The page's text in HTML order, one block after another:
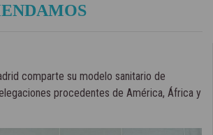
comparte su modelo sanitario de
procedentes de América, África y